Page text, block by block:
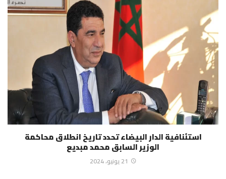
استئنافية الدار البيضاء تحدد تاريخ انطلاق محاكمة
الوزير السابق محمد مبديع
21 يونيو، 2024